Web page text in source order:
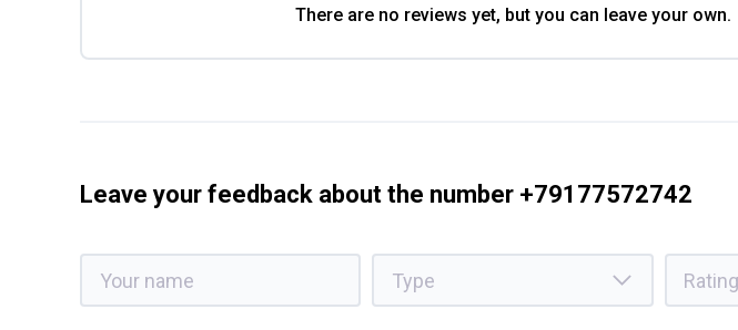
There are no reviews yet, but you can leave your own.
Leave your feedback about the number +79177572742